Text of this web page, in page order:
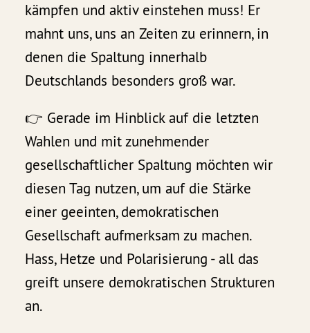
kämpfen und aktiv einstehen muss! Er
mahnt uns, uns an Zeiten zu erinnern, in
denen die Spaltung innerhalb
Deutschlands besonders groß war.
👉 Gerade im Hinblick auf die letzten
Wahlen und mit zunehmender
gesellschaftlicher Spaltung möchten wir
diesen Tag nutzen, um auf die Stärke
einer geeinten, demokratischen
Gesellschaft aufmerksam zu machen.
Hass, Hetze und Polarisierung - all das
greift unsere demokratischen Strukturen
an.